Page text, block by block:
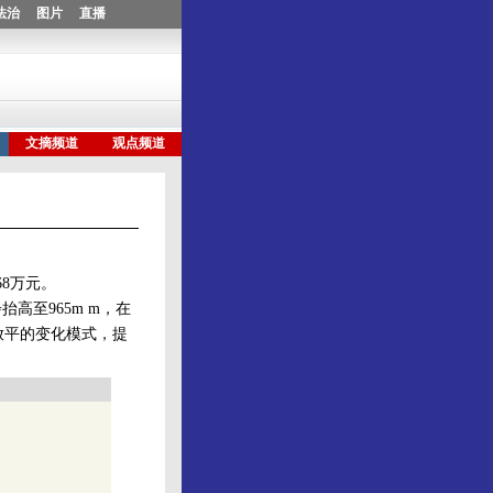
元。
高至965m m，在
的变化模式，提